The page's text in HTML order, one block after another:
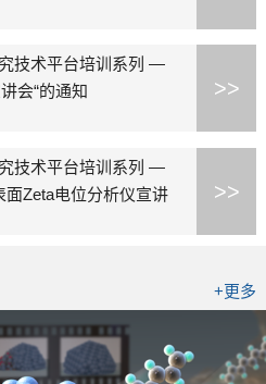
技术平台培训系列 —
会“的通知
>>
技术平台培训系列 —
Zeta电位分析仪宣讲
>>
+更多